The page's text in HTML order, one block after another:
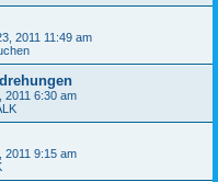
2011 11:49 am
2011 6:30 am
2011 9:15 am